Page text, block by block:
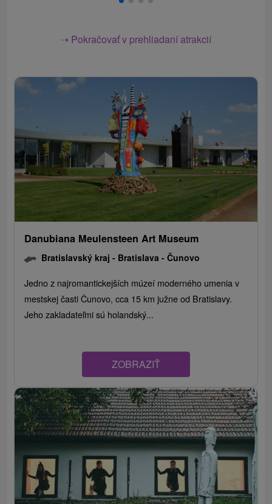
➝ Pokračovať v prehliadaní atrakcií
Danubiana Meulensteen Art Museum
Bratislavský kraj - Bratislava - Čunovo
Jedno z najromantickejších múzeí moderného umenia v
mestskej časti Čunovo, cca 15 km južne od Bratislavy.
Jeho zakladateľmi sú holandský...
ZOBRAZIŤ